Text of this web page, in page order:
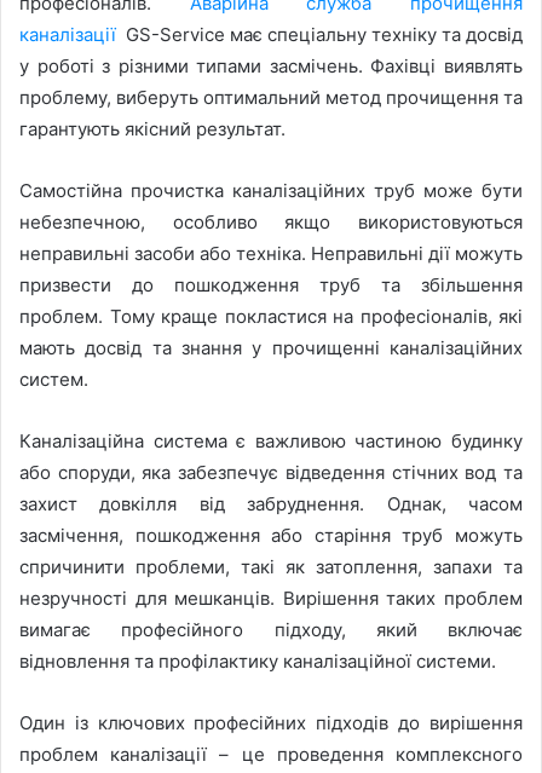
каналізації GS-Service має спеціальну техніку та досвід
у роботі з різними типами засмічень. Фахівці виявлять
проблему, виберуть оптимальний метод прочищення та
гарантують якісний результат.
Самостійна прочистка каналізаційних труб може бути
небезпечною, особливо якщо використовуються
неправильні засоби або техніка. Неправильні дії можуть
призвести до пошкодження труб та збільшення
проблем. Тому краще покластися на професіоналів, які
мають досвід та знання у прочищенні каналізаційних
систем.
Каналізаційна система є важливою частиною будинку
або споруди, яка забезпечує відведення стічних вод та
захист довкілля від забруднення. Однак, часом
засмічення, пошкодження або старіння труб можуть
спричинити проблеми, такі як затоплення, запахи та
незручності для мешканців. Вирішення таких проблем
вимагає професійного підходу, який включає
відновлення та профілактику каналізаційної системи.
Один із ключових професійних підходів до вирішення
проблем каналізації – це проведення комплексного